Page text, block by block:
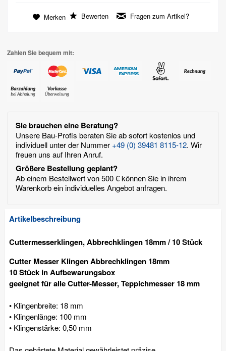
Merken Bewerten Fragen zum Artikel?
Zahlen Sie bequem mit:
Sie brauchen eine Beratung?
Unsere Bau-Profis beraten Sie ab sofort kostenlos und
individuell unter der Nummer +49 (0) 39481 8115-12. Wir
freuen uns auf Ihren Anruf.
Größere Bestellung geplant?
Ab einem Bestellwert von 500 € können Sie in ihrem
Warenkorb ein individuelles Angebot anfragen.
Artikelbeschreibung
Cuttermesserklingen, Abbrechklingen 18mm / 10 Stück
Cutter Messer Klingen Abbrechklingen 18mm
10 Stück in Aufbewarungsbox
geeignet für alle Cutter-Messer, Teppichmesser 18 mm
• Klingenbreite: 18 mm
• Klingenlänge: 100 mm
• Klingenstärke: 0,50 mm